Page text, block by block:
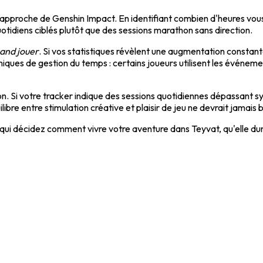
de Genshin Impact. En identifiant combien d'heures
ciblés plutôt que des sessions marathon sans direction.
jouer. Si vos statistiques révèlent une augmentation
de gestion du temps : certains joueurs utilisent les
Si votre tracker indique des sessions quotidiennes
entre stimulation créative et plaisir de jeu ne devrait jamais
décidez comment vivre votre aventure dans Teyvat, qu'elle